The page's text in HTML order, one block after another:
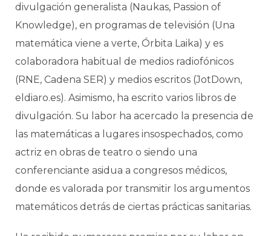
divulgación generalista (Naukas, Passion of
Knowledge), en programas de televisión (Una
matemática viene a verte, Órbita Laika) y es
colaboradora habitual de medios radiofónicos
(RNE, Cadena SER) y medios escritos (JotDown,
eldiaro.es). Asimismo, ha escrito varios libros de
divulgación. Su labor ha acercado la presencia de
las matemáticas a lugares insospechados, como
actriz en obras de teatro o siendo una
conferenciante asidua a congresos médicos,
donde es valorada por transmitir los argumentos
matemáticos detrás de ciertas prácticas sanitarias.